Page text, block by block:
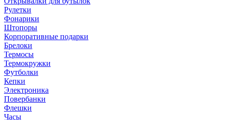
Рулетки
Фонарики
Штопоры
Корпоративные подарки
Брелоки
Термосы
Термокружки
Футболки
Кепки
Электроника
Повербанки
Флешки
Часы